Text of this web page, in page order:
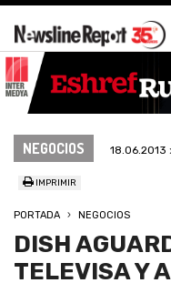
NEGOCIOS 18.06.2013
IMPRIMIR
PORTADA NEGOCIOS
DISH
TELEVISA Y